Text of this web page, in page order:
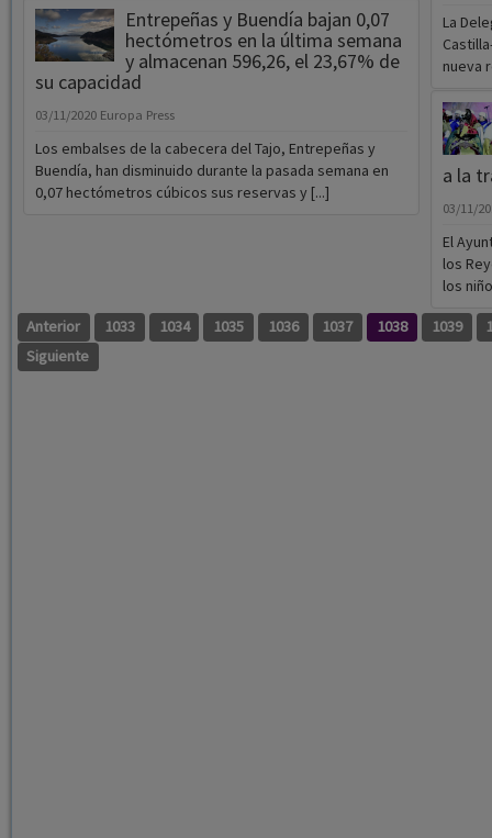
Entrepeñas y Buendía bajan 0,07
hectómetros en la última semana
y almacenan 596,26, el 23,67% de
su capacidad
03/11/2020 Europa Press
Los embalses de la cabecera del Tajo, Entrepeñas y
Buendía, han disminuido durante la pasada semana en
0,07 hectómetros cúbicos sus reservas y [...]
La
nueva
a la
03/11/
El
los
los
Anterior 1033 1034 1035 1036 1037 1038 1039
Siguiente